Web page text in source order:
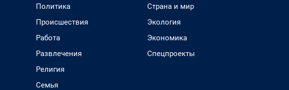
Политика
Происшествия
Работа
Развлечения
Религия
Семья
Страна и мир
Экология
Экономика
Спецпроекты